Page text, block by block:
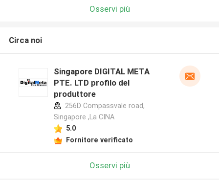
Osservi più
Circa noi
Singapore DIGITAL META
PTE. LTD profilo del
produttore
256D Compassvale road,
Singapore ,La CINA
5.0
Fornitore verificato
Osservi più